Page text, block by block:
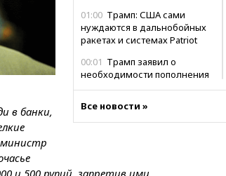
01:00 Трамп: США сами
нуждаются в дальнобойных
ракетах и системах Patriot
00:01 Трамп заявил о
необходимости пополнения
вчера, 23:28Слуцкий призвал
признать «Яблоко»
Все новости »
в банки,
и 500 рупий, запретив ими